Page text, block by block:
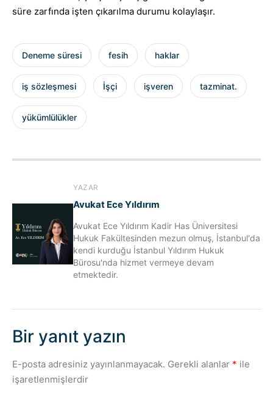
süre zarfında işten çıkarılma durumu kolaylaşır.
Deneme süresi fesih haklar
iş sözleşmesi İşçi işveren tazminat.
yükümlülükler
YAZAR
Avukat Ece Yıldırım
Avukat Ece Yıldırım Kadir Has Üniversitesi
Hukuk Fakültesinden mezun olmuş, İstanbul'da
kendi kurduğu İstanbul Yıldırım Hukuk
Bürosu'nda hizmet vermeye devam
etmektedir.
Bir yanıt yazın
E-posta adresiniz yayınlanmayacak. Gerekli alanlar * ile
işaretlenmişlerdir